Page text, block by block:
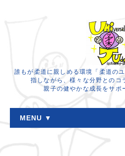
誰もが柔道に親しめる環境「柔道の
指しながら、様々な分野とのコ
親子の健やかな成長をサポ
MENU ▼